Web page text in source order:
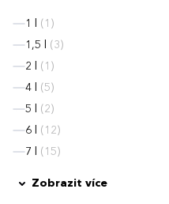
1 l
(1)
1,5 l
(3)
2 l
(1)
4 l
(5)
5 l
(2)
6 l
(12)
7 l
(15)
Zobrazit více